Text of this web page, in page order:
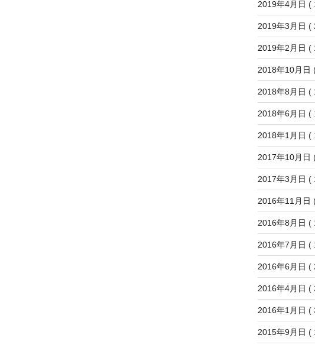
2019年4月日 (
2019年3月日 (
2019年2月日 (
2018年10月日
2018年8月日 (
2018年6月日 (
2018年1月日 (
2017年10月日
2017年3月日 (
2016年11月日
2016年8月日 (
2016年7月日 (
2016年6月日 (
2016年4月日 (
2016年1月日 (
2015年9月日 (